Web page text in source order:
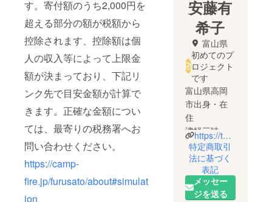
す。寄付額のうち2,000円を
超える部分の額が税額から
控除されます、控除額は個
人の収入等によって上限金
額が決まっており、下記リ
ンク先で目安金額が計算で
きます。正確な金額につい
ては、最寄りの税務署へお
問い合わせください。
https://camp-
fire.jp/furusato/about#simulat
ion
安藤有
希子
富山県
初めてのプ
ロジェクト
です
富山県高岡
市出身・在
住
津軽三味線
芸人 中山
孝志・安藤
有希子とし
て活動中
国の伝統的
https://takaokamingei.co.jp/
特定商取引
法に基づく
表記
メッセー
ジを送る